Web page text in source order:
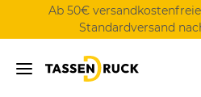
Ab 50€
Standardversand